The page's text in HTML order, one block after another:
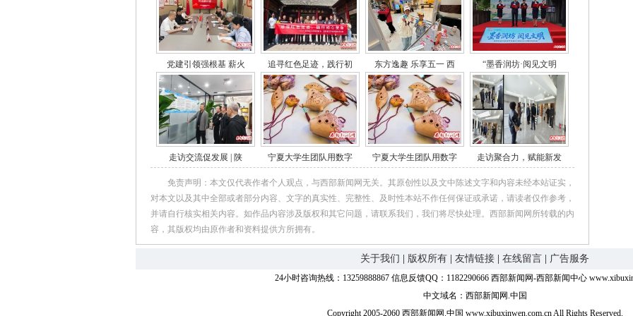
党建引领强根基 薪火 追寻红色足迹，践行初 东方逸趣 乐享五一 西 “墨香润坊·阅见文明
走访交流促发展 | 陕 宁夏大学生团队用数字 宁夏大学生团队用数字 走访聚合力，赋能新发
免责声明：本文仅代表作者个人观点，与西部新闻网无关。其原创性以及文中陈述文字和内容未经本站证实，
对本文以及其中全部或者部分内容、文字的真实性、完整性、及时性本站不作任何保证或承诺，请读者仅作参考，
并请自行核实相关内容。如作品内容涉及版权和其它问题，请联系我们，我们将尽快处理。西部新闻网所转载的内
容，其版权均由原作者和资料提供方所拥有。
关于我们 版权所有 友情链接 在线留言 广告服务
24小时咨询热线：13259888867 信息反馈QQ：1182290666 西部新闻网-西部新闻中心
中文域名：西部新闻网.中国
Copyright 2005-2060 西部新闻网.中国 www.xibuxinwen.com.cn All Rights Reserved.